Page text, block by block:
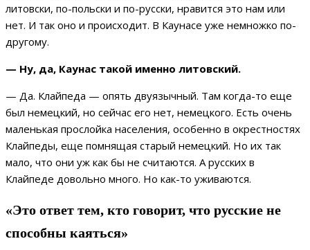
литовски, по-польски и по-русски, нравится это нам или
нет. И так оно и происходит. В Каунасе уже немножко по-
другому.
— Ну, да, Каунас такой именно литовский.
— Да. Клайпеда — опять двуязычный. Там когда-то еще
был немецкий, но сейчас его нет, немецкого. Есть очень
маленькая прослойка населения, особенно в окрестностях
Клайпеды, еще помнящая старый немецкий. Но их так
мало, что они уж как бы не считаются. А русских в
Клайпеде довольно много. Но как-то уживаются.
«Это ответ тем, кто говорит, что русские не
способны каяться»